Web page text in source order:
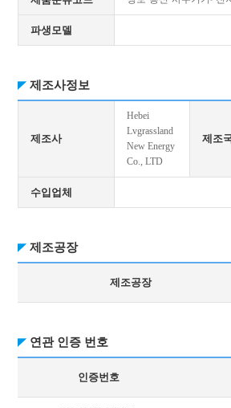
파생모델
제조사정보
제조사
Hebei
Lvgrassland
New Energy
Co., LTD
제조
수입업체
제조공장
제조공장
연관 인증 번호
인증번호